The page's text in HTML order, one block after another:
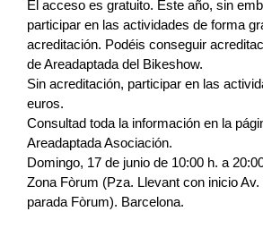
El acceso es gratuito. Este año, sin
participar en las actividades de forma
acreditación. Podéis conseguir
de Areadaptada del Bikeshow.
Sin acreditación, participar en las
euros.
Consultad toda la información en la
Areadaptada Asociación.
Domingo, 17 de junio de 10:00 h. a
Zona Fòrum (Pza. Llevant con inicio
parada Fòrum). Barcelona.